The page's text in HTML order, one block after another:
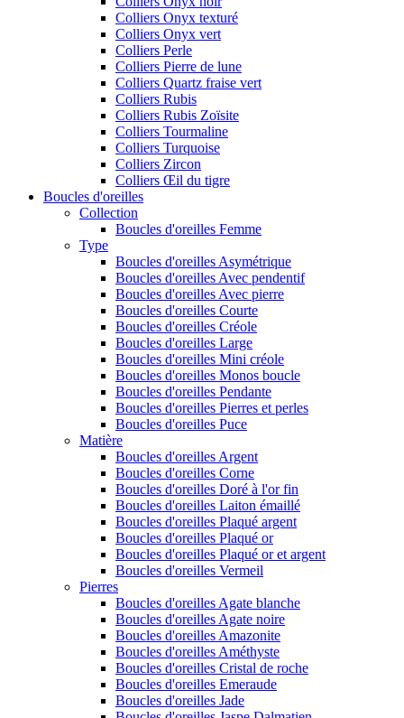
Colliers Onyx texturé
Colliers Onyx vert
Colliers Perle
Colliers Pierre de lune
Colliers Quartz fraise vert
Colliers Rubis
Colliers Rubis Zoïsite
Colliers Tourmaline
Colliers Turquoise
Colliers Zircon
Colliers Œil du tigre
Boucles d'oreilles
Collection
Boucles d'oreilles Femme
Type
Boucles d'oreilles Asymétrique
Boucles d'oreilles Avec pendentif
Boucles d'oreilles Avec pierre
Boucles d'oreilles Courte
Boucles d'oreilles Créole
Boucles d'oreilles Large
Boucles d'oreilles Mini créole
Boucles d'oreilles Monos boucle
Boucles d'oreilles Pendante
Boucles d'oreilles Pierres et perles
Boucles d'oreilles Puce
Matière
Boucles d'oreilles Argent
Boucles d'oreilles Corne
Boucles d'oreilles Doré à l'or fin
Boucles d'oreilles Laiton émaillé
Boucles d'oreilles Plaqué argent
Boucles d'oreilles Plaqué or
Boucles d'oreilles Plaqué or et argent
Boucles d'oreilles Vermeil
Pierres
Boucles d'oreilles Agate blanche
Boucles d'oreilles Agate noire
Boucles d'oreilles Amazonite
Boucles d'oreilles Améthyste
Boucles d'oreilles Cristal de roche
Boucles d'oreilles Emeraude
Boucles d'oreilles Jade